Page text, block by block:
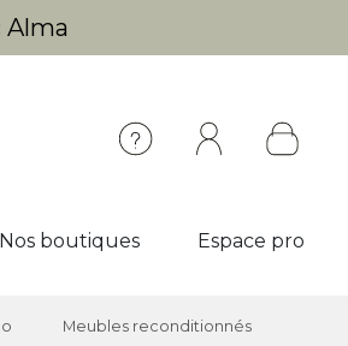
Alma
Nos boutiques Espace pro
Meubles reconditionnés